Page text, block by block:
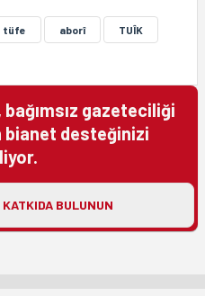
tüfe aborî TUÎK
gazeteciliği
desteğinizi
KATKIDA BULUNUN